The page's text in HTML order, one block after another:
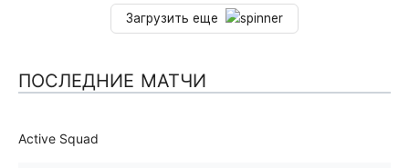
Загрузить еще
ПОСЛЕДНИЕ МАТЧИ
Active Squad